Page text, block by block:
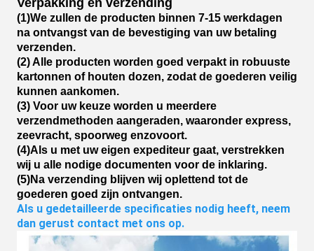
(1)We zullen de producten binnen 7-15 werkdagen
na ontvangst van de bevestiging van uw betaling
verzenden.
(2) Alle producten worden goed verpakt in robuuste
kartonnen of houten dozen, zodat de goederen veilig
kunnen aankomen.
(3) Voor uw keuze worden u meerdere
verzendmethoden aangeraden, waaronder express,
zeevracht, spoorweg enzovoort.
(4)Als u met uw eigen expediteur gaat, verstrekken
wij u alle nodige documenten voor de inklaring.
(5)Na verzending blijven wij oplettend tot de
goederen goed zijn ontvangen.
Als u gedetailleerde specificaties nodig heeft, neem
dan gerust contact met ons op.